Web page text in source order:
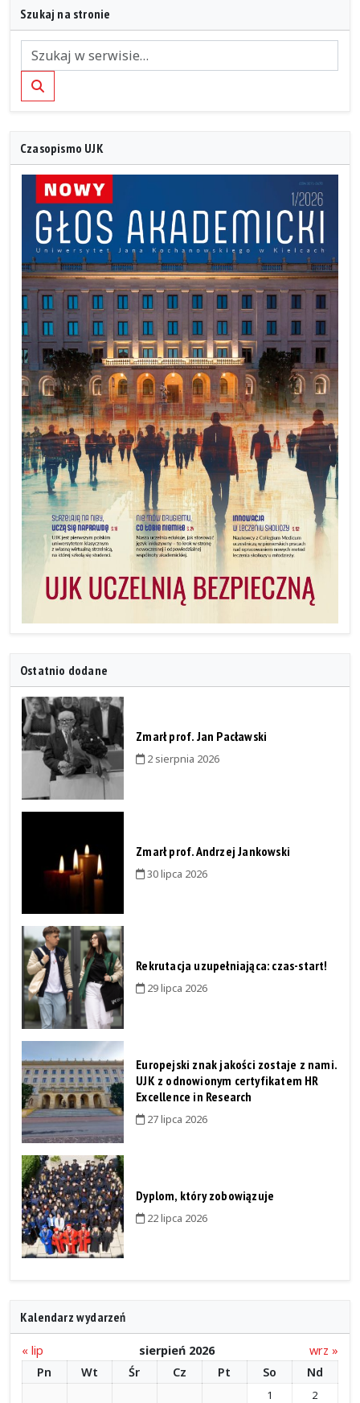
Szukaj na stronie
Szukaj
Czasopismo UJK
Ostatnio dodane
Zmarł prof. Jan Pacławski
2 sierpnia 2026
Zmarł prof. Andrzej Jankowski
30 lipca 2026
Rekrutacja uzupełniająca: czas-start!
29 lipca 2026
Europejski znak jakości zostaje z nami.
UJK z odnowionym certyfikatem HR
Excellence in Research
27 lipca 2026
Dyplom, który zobowiązuje
22 lipca 2026
Kalendarz wydarzeń
« lip sierpień 2026
wrz »
Pn
Wt Śr Cz Pt So Nd
1
2